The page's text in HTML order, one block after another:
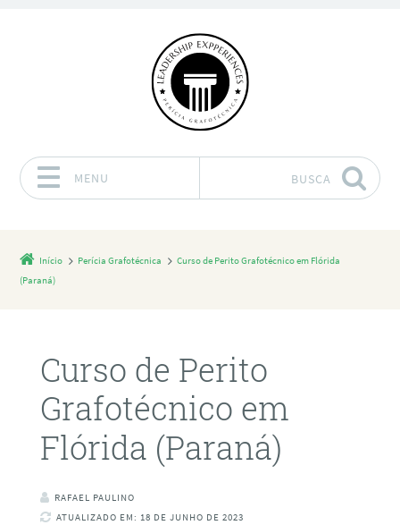
MENU BUSCA
Início Perícia Grafotécnica
Curso de Perito Grafotécnico em Flórida
(Paraná)
Curso de Perito
Grafotécnico em
Flórida (Paraná)
RAFAEL PAULINO
ATUALIZADO EM: 18 DE JUNHO DE 2023